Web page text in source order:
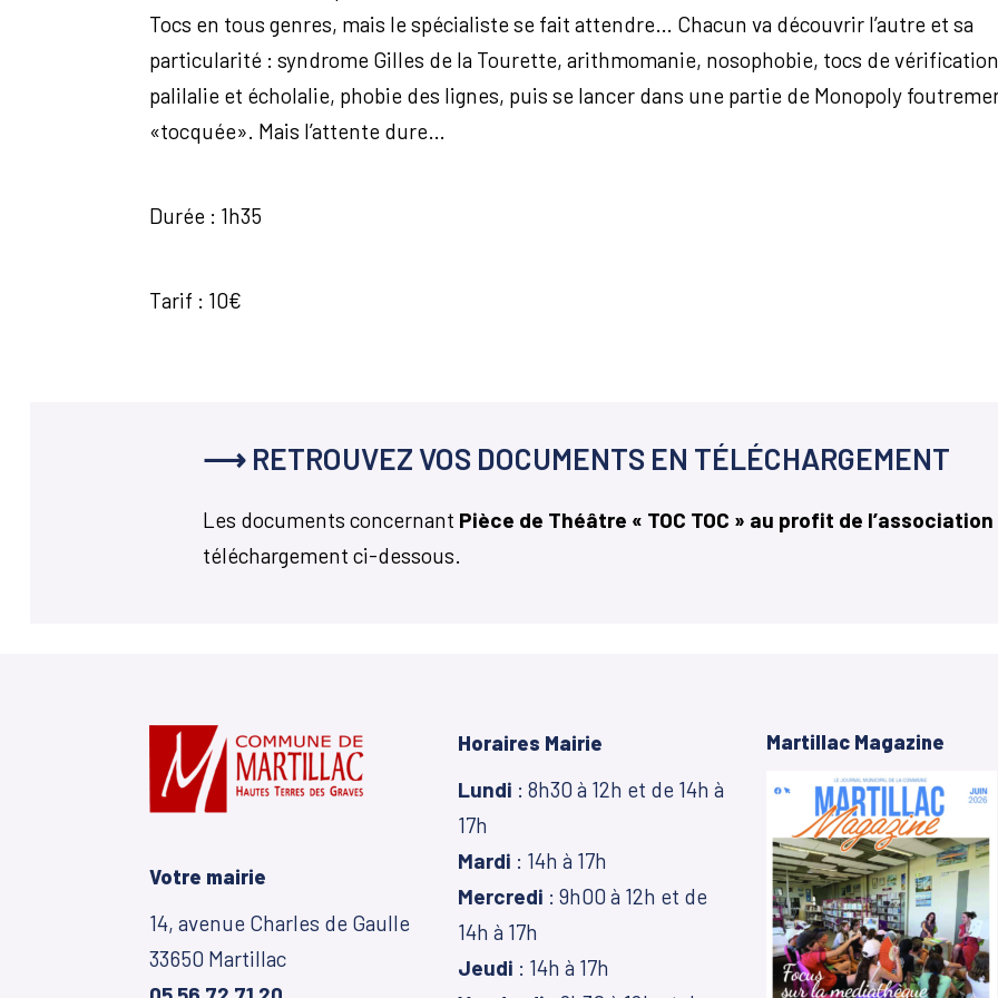
Tocs en tous genres, mais le spécialiste se fait attendre… Chacun va découvrir l’autre et sa
particularité : syndrome Gilles de la Tourette, arithmomanie, nosophobie, tocs de
palilalie et écholalie, phobie des lignes, puis se lancer dans une partie de Monopoly
«tocquée». Mais l’attente dure…
Durée : 1h35
Tarif : 10€
⟶ RETROUVEZ VOS DOCUMENTS EN TÉLÉCHARGEMENT
Les documents concernant Pièce de Théâtre « TOC TOC » au profit de l’association
téléchargement ci-dessous.
Votre mairie
14, avenue Charles de Gaulle
33650 Martillac
Horaires Mairie
Lundi : 8h30 à 12h et de 14h à
17h
Mardi : 14h à 17h
Mercredi : 9h00 à 12h et de
14h à 17h
Jeudi : 14h à 17h
Martillac Magazine